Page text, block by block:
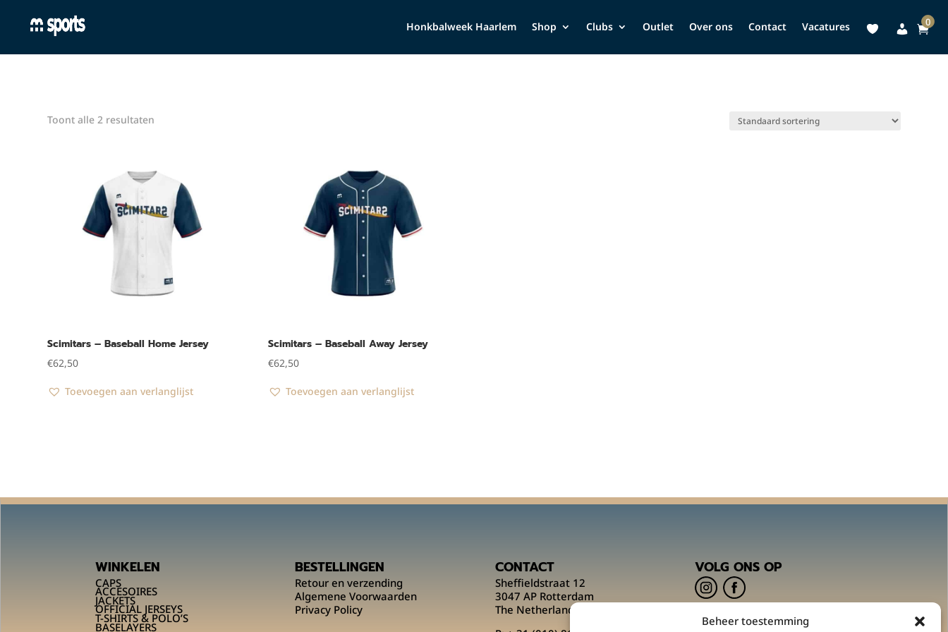
Beheer toestemming
Honkbalweek Haarlem Shop Clubs Outlet Over ons Contact Vacatures 0
Toont alle 2 resultaten
Scimitars – Baseball Home Jersey
€62,50
Toevoegen aan verlanglijst
Scimitars – Baseball Away Jersey
€62,50
Toevoegen aan verlanglijst
WINKELEN
CAPS
ACCESOIRES
JACKETS
OFFICIAL JERSEYS
T-SHIRTS & POLO’S
BASELAYERS
BESTELLINGEN
Retour en verzending
Algemene Voorwaarden
Privacy Policy
CONTACT
Sheffieldstraat 12
3047 AP Rotterdam
The Netherlands
VOLG ONS OP